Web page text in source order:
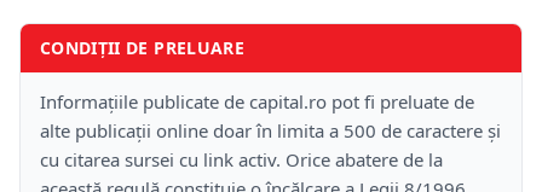
CONDIȚII DE PRELUARE
Informațiile publicate de capital.ro pot fi preluate de
alte publicații online doar în limita a 500 de caractere și
cu citarea sursei cu link activ. Orice abatere de la